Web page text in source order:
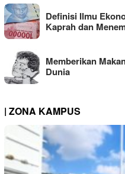
Definisi Ilmu
Kaprah dan
Memberikan
Dunia
| ZONA KAMPUS